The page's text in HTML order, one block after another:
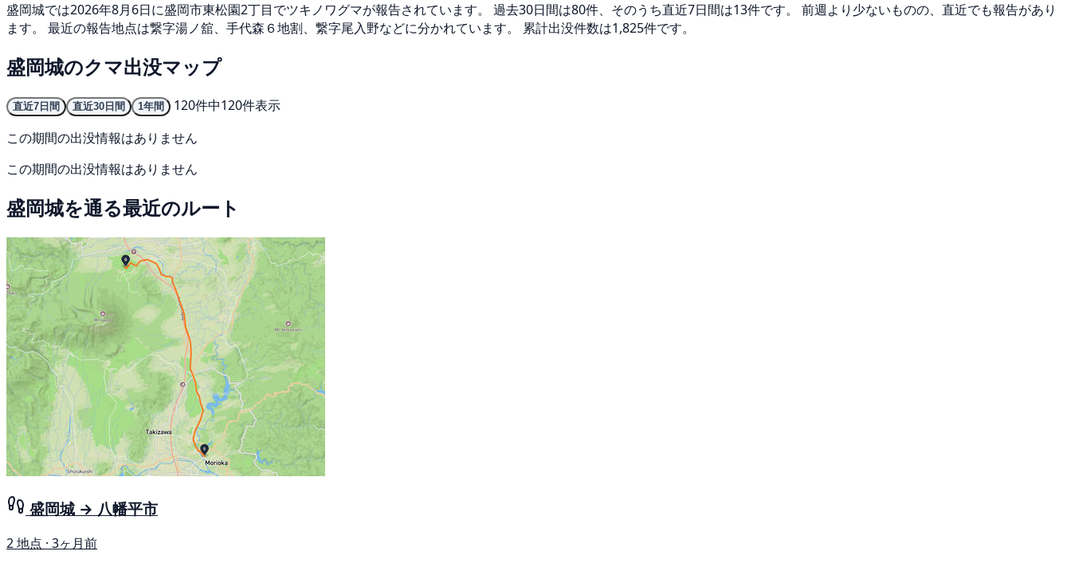
盛岡城では2026年8月6日に盛岡市東松園2丁目でツキノワグマが報告されています。 過去30日間は80件、そのうち直近7日間は13件です。 前週より少ないものの、直近でも報告があり
ます。 最近の報告地点は繋字湯ノ舘、手代森６地割、繋字尾入野などに分かれています。 累計出没件数は1,825件です。
盛岡城のクマ出没マップ
直近7日間 直近30日間 1年間
120件中120件表示
この期間の出没情報はありません
この期間の出没情報はありません
盛岡城を通る最近のルート
盛岡城 → 八幡平市
2 地点 · 3ヶ月前